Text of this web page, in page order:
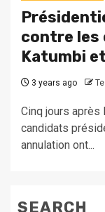
contre les
Katumbi
3 years ago
Cinq jours
candidats
annulation ont...
SEARCH